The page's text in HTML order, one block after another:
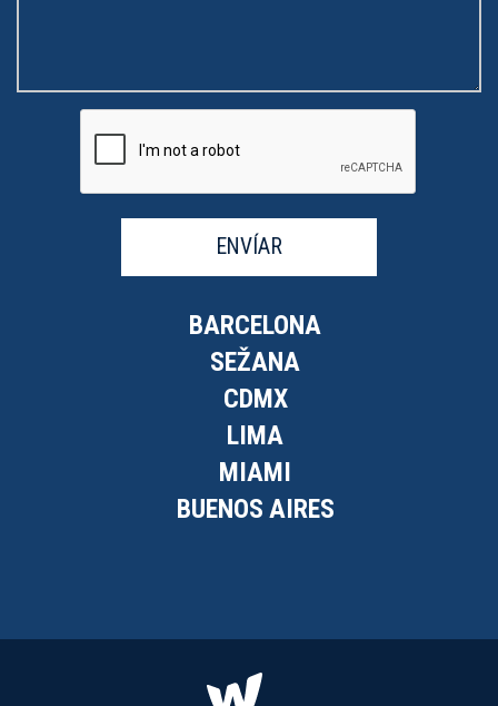
ENVÍAR
BARCELONA
SEŽANA
CDMX
LIMA
MIAMI
BUENOS AIRES